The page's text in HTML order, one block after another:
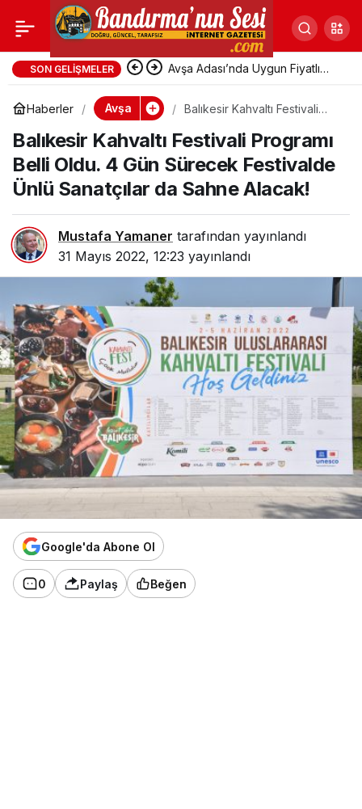
SON GELIŞMELER Avşa Adası’nda Uygun Fiyatlı
Haberler Avşa
Balıkesir Kahvaltı Festivali
Sürecek Festivalde Ünlü
Sanatçılar da Sahne Alacak!
Balıkesir Kahvaltı Festivali Programı
Belli Oldu. 4 Gün Sürecek Festivalde
Ünlü Sanatçılar da Sahne Alacak!
Mustafa Yamaner tarafından yayınlandı
31 Mayıs 2022, 12:23 yayınlandı
Google'da Abone Ol
0 Paylaş Beğen
Balıkesir Kahvaltı
Festivali Programı
Belli Oldu. 4 Gün
Sürecek Festivalde
Ünlü Sanatçılar da
Sahne Alacak!